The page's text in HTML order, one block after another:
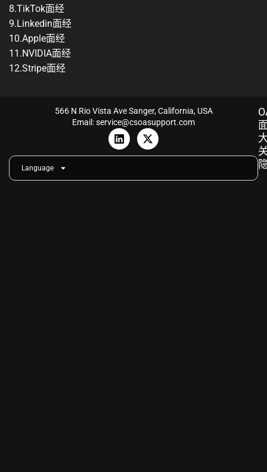
8.TikTok面经
9.Linkedin面经
10.Apple面经
11.NVIDIA面经
12.Stripe面经
566 N Rio Vista Ave Sanger, California, USA
Email: service@csoasupport.com
L
i
n
X
-
t
Language